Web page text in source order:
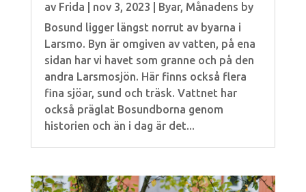
av Frida nov 3, 2023 Byar, Månadens by
Bosund ligger längst norrut av byarna i
Larsmo. Byn är omgiven av vatten, på ena
sidan har vi havet som granne och på den
andra Larsmosjön. Här finns också flera
fina sjöar, sund och träsk. Vattnet har
också präglat Bosundborna genom
historien och än i dag är det...